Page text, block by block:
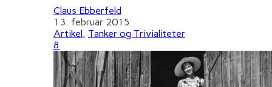
Claus Ebberfeld
13. februar 2015
Artikel, Tanker og Trivialiteter
8